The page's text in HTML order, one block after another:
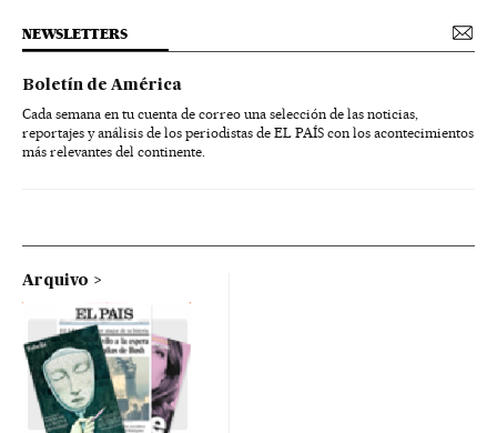
NEWSLETTERS
Boletín de América
Cada semana en tu cuenta de correo una selección de las noticias,
reportajes y análisis de los periodistas de EL PAÍS con los acontecimientos
más relevantes del continente.
Arquivo